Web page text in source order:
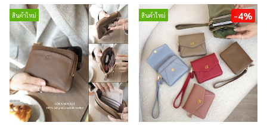
สินค้าใหม่ สินค้าใหม่ -4%